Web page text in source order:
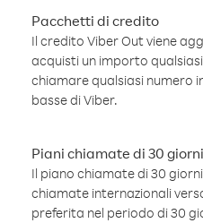
Pacchetti di credito
Il credito Viber Out viene
acquisti un importo
chiamare qualsiasi numero
basse di Viber.
Piani chiamate di 30 giorni
Il piano chiamate di 30
chiamate internazionali
preferita nel periodo di 30